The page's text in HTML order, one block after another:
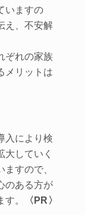
いますの
え、不安解
ぞれの家族
メリットは
により検
していく
すので、
のある方が
。
〈PR〉